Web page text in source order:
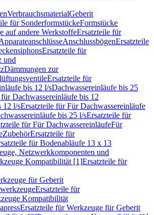
VerbrauchsmaterialGeberit
für SonderformstückeFormstücke
auf andere WerkstoffeErsatzteile für
AnschlussbögenErsatzteile
Ersatzteile für
und
Dämmungen zur
Ersatzteile für
bis 12 l/sDachwassereinläufe bis 25
Dachwassereinläufe bis 12
12 l/sErsatzteile für Für Dachwassereinläufe
bis 25 l/sErsatzteile für
für Für DachwassereinläufeFür
ZubehörErsatzteile für
für Bodenabläufe 13 x 13
Netzwerkkomponenten und
Kompatibilität [1]Ersatzteile für
für Geberit
Ersatzteile für
Kompatibilität
Ersatzteile für Werkzeuge für Geberit